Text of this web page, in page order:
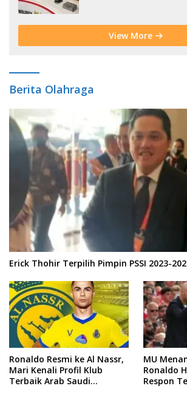
View More
Berita Olahraga
Erick Thohir Terpilih Pimpin PSSI 2023-
Ronaldo Resmi ke Al Nassr,
Mari Kenali Profil Klub
Terbaik Arab Saudi
MU
Ronaldo
Respon